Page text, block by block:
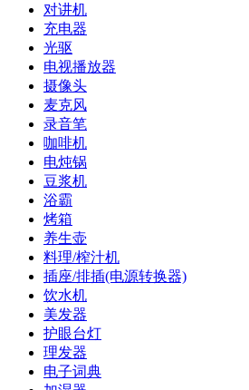
对讲机
充电器
光驱
电视播放器
摄像头
麦克风
录音笔
咖啡机
电炖锅
豆浆机
浴霸
烤箱
养生壶
料理/榨汁机
插座/排插(电源转换器)
饮水机
美发器
护眼台灯
理发器
电子词典